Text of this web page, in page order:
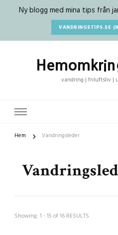
Ny blogg med mina tips från
VANDRINGSTIPS.SE
vandring | friluftsliv |
Hem Vandringsleder
Showing: 1 - 15 of 16 RESULTS